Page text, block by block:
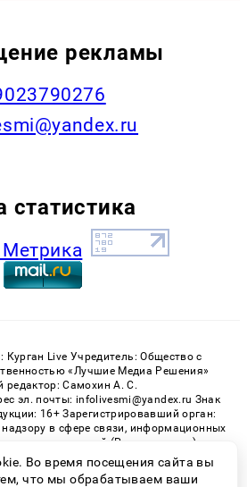
рекламы
статистика
Live Учредитель: Общество с
«Лучшие Медиа Решения»
редактор: Самохин А. С.
эл. почты: infolivesmi@yandex.ru Знак
16+ Зарегистрировавший орган:
в сфере связи, информационных
коммуникаций (Роскомнадзор)
СМИ ЭЛ № ФС 77 - 82535 от 21.01.2022
Во время посещения сайта вы
что мы обрабатываем ваши